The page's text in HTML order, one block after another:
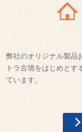
弊社のオリジナル製品
トラ古墳をはじめと
ています。